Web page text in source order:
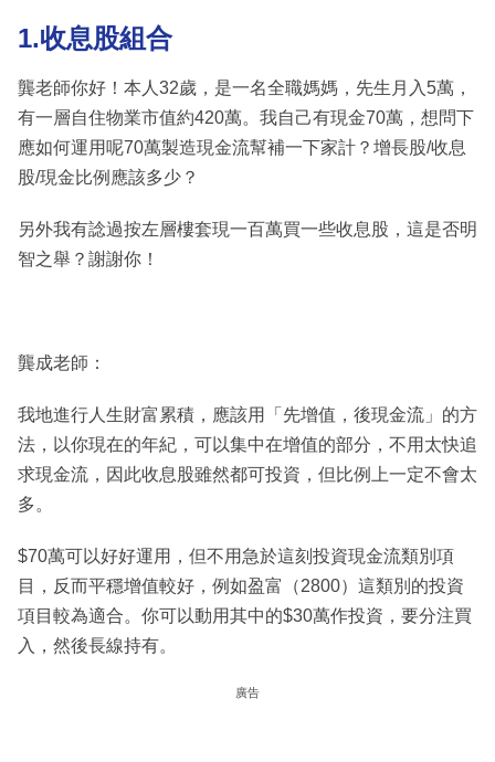
1.收息股組合
龔老師你好！本人32歲，是一名全職媽媽，先生月入5萬，
有一層自住物業市值約420萬。我自己有現金70萬，想問下
應如何運用呢70萬製造現金流幫補一下家計？增長股/收息
股/現金比例應該多少？
另外我有諗過按左層樓套現一百萬買一些收息股，這是否明
智之舉？謝謝你！
龔成老師：
我地進行人生財富累積，應該用「先增值，後現金流」的方
法，以你現在的年紀，可以集中在增值的部分，不用太快追
求現金流，因此收息股雖然都可投資，但比例上一定不會太
多。
$70萬可以好好運用，但不用急於這刻投資現金流類別項
目，反而平穩增值較好，例如盈富（2800）這類別的投資
項目較為適合。你可以動用其中的$30萬作投資，要分注買
入，然後長線持有。
廣告